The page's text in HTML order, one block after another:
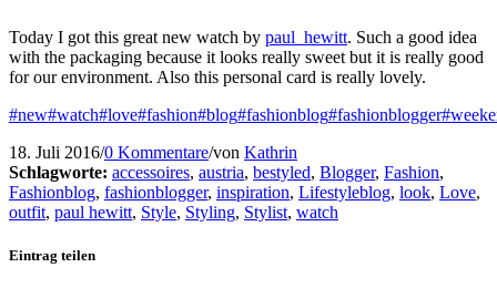
Today I got this great new watch by paul_hewitt. Such a good idea
with the packaging because it looks really sweet but it is really good
for our environment. Also this personal card is really lovely.
#new#watch#love#fashion#blog#fashionblog#fashionblogger
18. Juli 2016/0 Kommentare/von Kathrin
Schlagworte: accessoires, austria, bestyled, Blogger, Fashion,
Fashionblog, fashionblogger, inspiration, Lifestyleblog, look, Love,
outfit, paul hewitt, Style, Styling, Stylist, watch
Eintrag teilen